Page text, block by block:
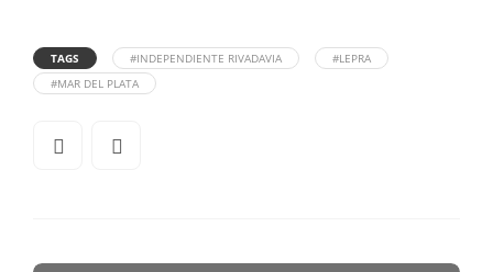
TAGS #INDEPENDIENTE RIVADAVIA
#LEPRA
#MAR DEL PLATA